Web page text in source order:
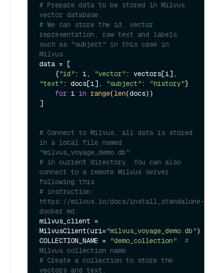
# Prepare data to be stored in Milvus
vector database.
# We can store the id, vector
representation, raw text and labels
such as "subject" in this case in
Milvus.
data = [
    {
"id" : i, "vector"
"text" : docs[i], "subject" : "history"}
for i in range(len(docs))
]
# Connect to Milvus, all data is stored
in a local file named
"milvus_voyage_demo.db"
# in current directory. You can also
connect to a remote Milvus server
following this
# instruction:
https://milvus.io/docs/install_standalone-
docker.md.
milvus_client =
MilvusClient(uri="milvus_voyage_demo.db")
COLLECTION_NAME =
"demo_collection"
#
Milvus collection name
# Create a collection to store the
vectors and text.